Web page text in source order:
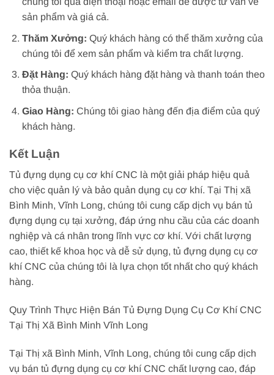
sản phẩm và giá cả.
Thăm Xưởng: Quý khách hàng có thể thăm xưởng của
chúng tôi để xem sản phẩm và kiểm tra chất lượng.
Đặt Hàng: Quý khách hàng đặt hàng và thanh toán theo
thỏa thuận.
Giao Hàng: Chúng tôi giao hàng đến địa điểm của quý
khách hàng.
Kết Luận
Tủ đựng dụng cụ cơ khí CNC là một giải pháp hiệu quả
cho việc quản lý và bảo quản dụng cụ cơ khí. Tại Thị xã
Bình Minh, Vĩnh Long, chúng tôi cung cấp dịch vụ bán tủ
đựng dụng cụ tại xưởng, đáp ứng nhu cầu của các doanh
nghiệp và cá nhân trong lĩnh vực cơ khí. Với chất lượng
cao, thiết kế khoa học và dễ sử dụng, tủ đựng dụng cụ cơ
khí CNC của chúng tôi là lựa chọn tốt nhất cho quý khách
hàng.
Quy Trình Thực Hiện Bán Tủ Đựng Dụng Cụ Cơ Khí CNC
Tại Thị Xã Bình Minh Vĩnh Long
Tại Thị xã Bình Minh, Vĩnh Long, chúng tôi cung cấp dịch
vụ bán tủ đựng dụng cụ cơ khí CNC chất lượng cao, đáp